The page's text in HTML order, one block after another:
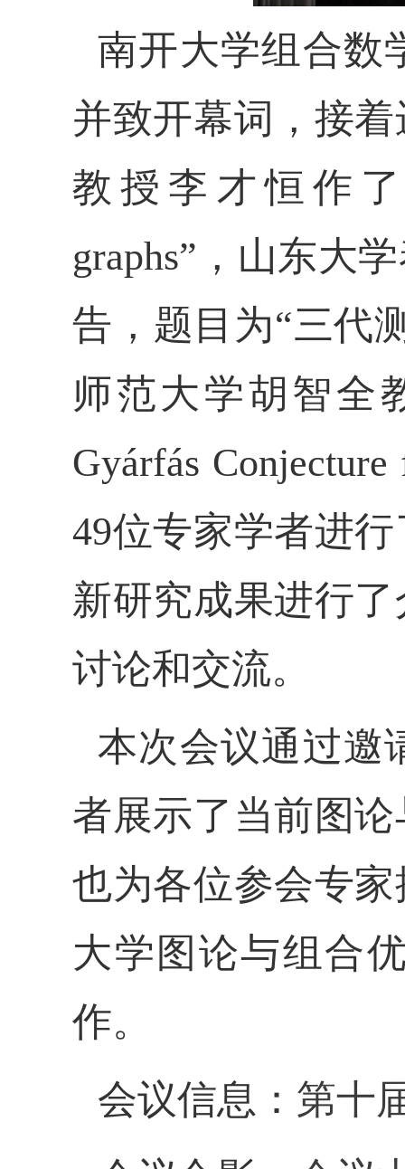
南开大学组合数
并致开幕词，接
教授李才恒作了
graphs”，山东大
告，题目为“三代
师范大学胡智全
Gyárfás
49位专家学者进
新研究成果进行
讨论和交流。
本次会议通过邀
者展示了当前图
也为各位参会专
大学图论与组合
作。
会议信息： 第十